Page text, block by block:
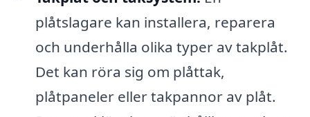
plåtslagare kan installera, reparera
och underhålla olika typer av takplåt.
Det kan röra sig om plåttak,
plåtpaneler eller takpannor av plåt.